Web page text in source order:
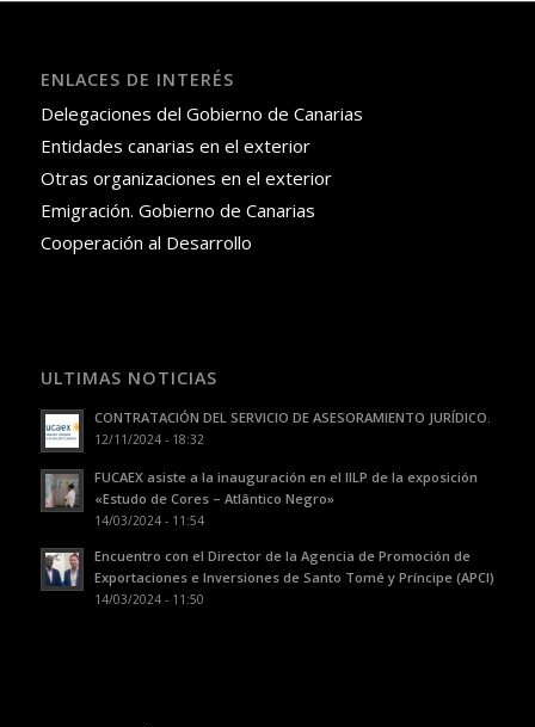
ENLACES DE INTERÉS
Delegaciones del Gobierno de Canarias
Entidades canarias en el exterior
Otras organizaciones en el exterior
Emigración. Gobierno de Canarias
Cooperación al Desarrollo
ULTIMAS NOTICIAS
CONTRATACIÓN DEL SERVICIO DE ASESORAMIENTO JURÍDICO.
12/11/2024 - 18:32
FUCAEX asiste a la inauguración en el IILP de la exposición
«Estudo de Cores – Atlântico Negro»
14/03/2024 - 11:54
Encuentro con el Director de la Agencia de Promoción de
Exportaciones e Inversiones de Santo Tomé y Príncipe (APCI)
14/03/2024 - 11:50